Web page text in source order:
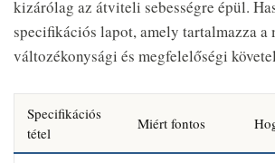
kizárólag az átviteli sebességre épül.
specifikációs lapot, amely tartalmazza a
változékonysági és megfelelőségi
Specifikációs
tétel
Miért fontos